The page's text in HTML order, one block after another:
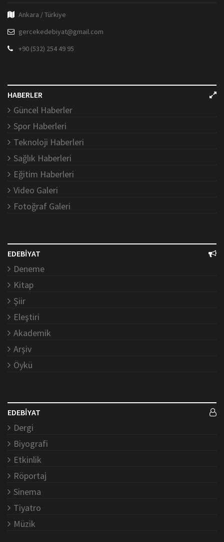
Ankara / Türkiye
gercekedebiyat@gmail.com
+90 (532) 254 49 95
HABERLER
Güncel Haberler
Spor Haberleri
Teknoloji Haberleri
Sağlık Haberleri
Eğitim Haberleri
Video Galeri
Fotoğraf Galeri
EDEBİYAT
Deneme
Kitap
Şiir
Eleştiri
Akademik
Arşiv
Öykü
EDEBİYAT
Dergi
Biyografi
Etkinlik
Röportaj
Sinema
Tiyatro
Müzik